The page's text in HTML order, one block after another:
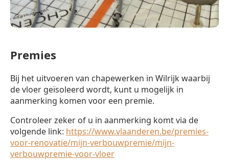
Premies
Bij het uitvoeren van chapewerken in Wilrijk waarbij
de vloer geïsoleerd wordt, kunt u mogelijk in
aanmerking komen voor een premie.
Controleer zeker of u in aanmerking komt via de
volgende link: https://www.vlaanderen.be/premies-
voor-renovatie/mijn-verbouwpremie/mijn-
verbouwpremie-voor-vloer